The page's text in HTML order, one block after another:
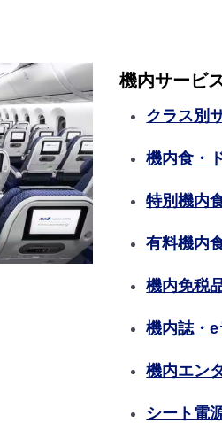
機内サービ
クラス別
機内食・
特別機内
有料機内
機内免税
機内誌・
機内エン
シート電